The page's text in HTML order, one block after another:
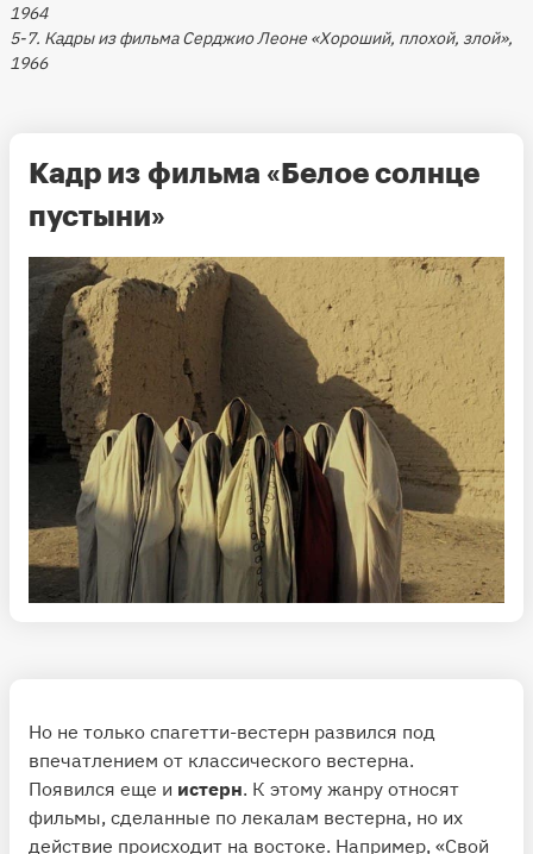
1964
5-7. Кадры из фильма Серджио Леоне «Хороший, плохой, злой»,
1966
Кадр из фильма «Белое солнце
пустыни»
Но не только спагетти-вестерн развился под
впечатлением от классического вестерна.
Появился еще и истерн. К этому жанру относят
фильмы, сделанные по лекалам вестерна, но их
действие происходит на востоке. Например, «Свой